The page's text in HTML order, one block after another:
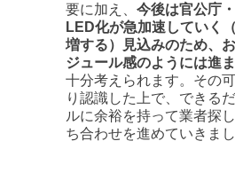
要に加え、 今後は官公庁
LED化が急加速していく
増する）見込みのため、
ジュール感のようには進
十分考えられます。その
り認識した上で、できる
ルに余裕を持って業者探
ち合わせを進めていきまし